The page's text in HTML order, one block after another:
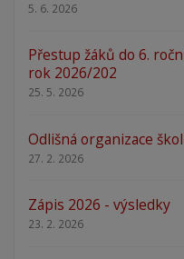
5. 6. 2026
Přestup žáků do 6.
rok 2026/202
25. 5. 2026
Odlišná organizace
27. 2. 2026
Zápis 2026 - výsledky
23. 2. 2026